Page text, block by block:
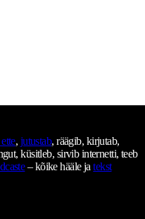
, jutustab, räägib, kirjutab,
küsitleb, sirvib internetti, teeb
– kõike hääle jatekst